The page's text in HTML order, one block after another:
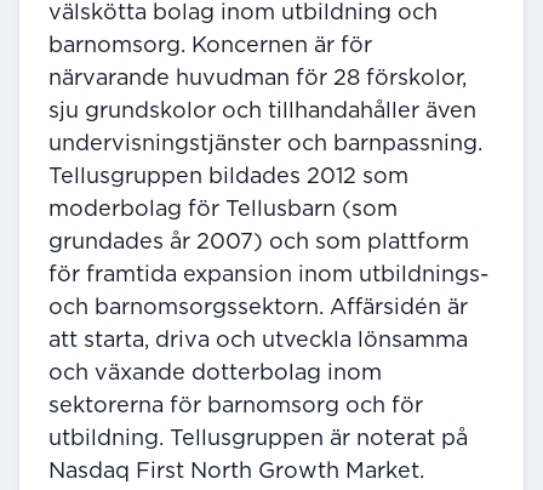
välskötta bolag inom utbildning och
barnomsorg. Koncernen är för
närvarande huvudman för 28 förskolor,
sju grundskolor och tillhandahåller även
undervisningstjänster och barnpassning.
Tellusgruppen bildades 2012 som
moderbolag för Tellusbarn (som
grundades år 2007) och som plattform
för framtida expansion inom utbildnings-
och barnomsorgssektorn. Affärsidén är
att starta, driva och utveckla lönsamma
och växande dotterbolag inom
sektorerna för barnomsorg och för
utbildning. Tellusgruppen är noterat på
Nasdaq First North Growth Market.